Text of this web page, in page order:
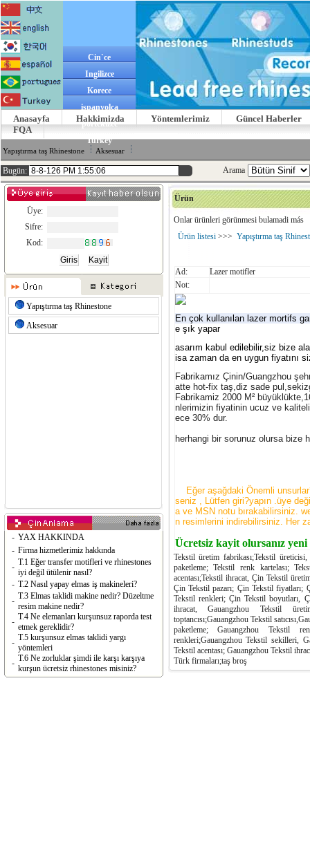
Cin`ce
Ingilizce
Korece
ispanyolca
portekizce
Turkey
Anasayfa Hakkimizda Yöntemlerimiz
Güncel Haberler
FQA
Yapıştırma taş Rhinestone Aksesuar
Bugün: Arama
Üye:
Sifre:
Kod:
Yapıştırma taş Rhinestone
Aksesuar
- YAX HAKKINDA
- Firma hizmetlerimiz hakkında
- T.1 Eğer transfer motifleri ve rhinestones
iyi değil ütülenir nasıl?
- T.2 Nasıl yapay elmas iş makineleri?
- T.3 Elmas taklidi makine nedir? Düzeltme
resim makine nedir?
- T.4 Ne elemanları kurşunsuz raporda test
etmek gereklidir?
- T.5 kurşunsuz elmas taklidi yargı
yöntemleri
- T.6 Ne zorluklar şimdi ile karşı karşıya
kurşun ücretsiz rhinestones misiniz?
Ürün
Onlar ürünleri görünmesi bulamadi más
Ürün listesi>>> Yapıştırma taş
Ad:
Lazer motifler
Not:
En çok kullanılan lazer mortifs
e şık yapar
asarım kabul edilebilir,siz bize
isa zaman da en uygun fiyatını
Fabrikamız Çinin/Guangzhou
atte hot-fix taş,diz sade
Fabrikamiz 2000 M²
nlerimizin fiyatinin ucuz ve
ece 30% dur.
herhangi bir sorunuz olursa bize
Eğer aşağdaki Önemli
seniz , Lütfen giri?yapın .üye
a ve MSN notu bırakabilirsiniz.
n resimlerini indirebilirsiniz. Her
Ücretsiz kayit olursanız
Tekstil üretim fabrikası;Tekstil üreticisi,
paketleme; Tekstil renk kartelası;
acentası;Tekstil ihracat, Çin Tekstil
Çin Tekstil pazarı; Çin Tekstil fiyatları;
Tekstil renkleri; Çin Tekstil boyutları,
ihracat, Gauangzhou Tekstil
toptancısı;Gauangzhou Tekstil
paketleme; Gauangzhou Tekstil
renkleri;Gauangzhou Tekstil sekilleri,
Tekstil acentası; Gauangzhou Tekstil
Türk firmaları;taş broş